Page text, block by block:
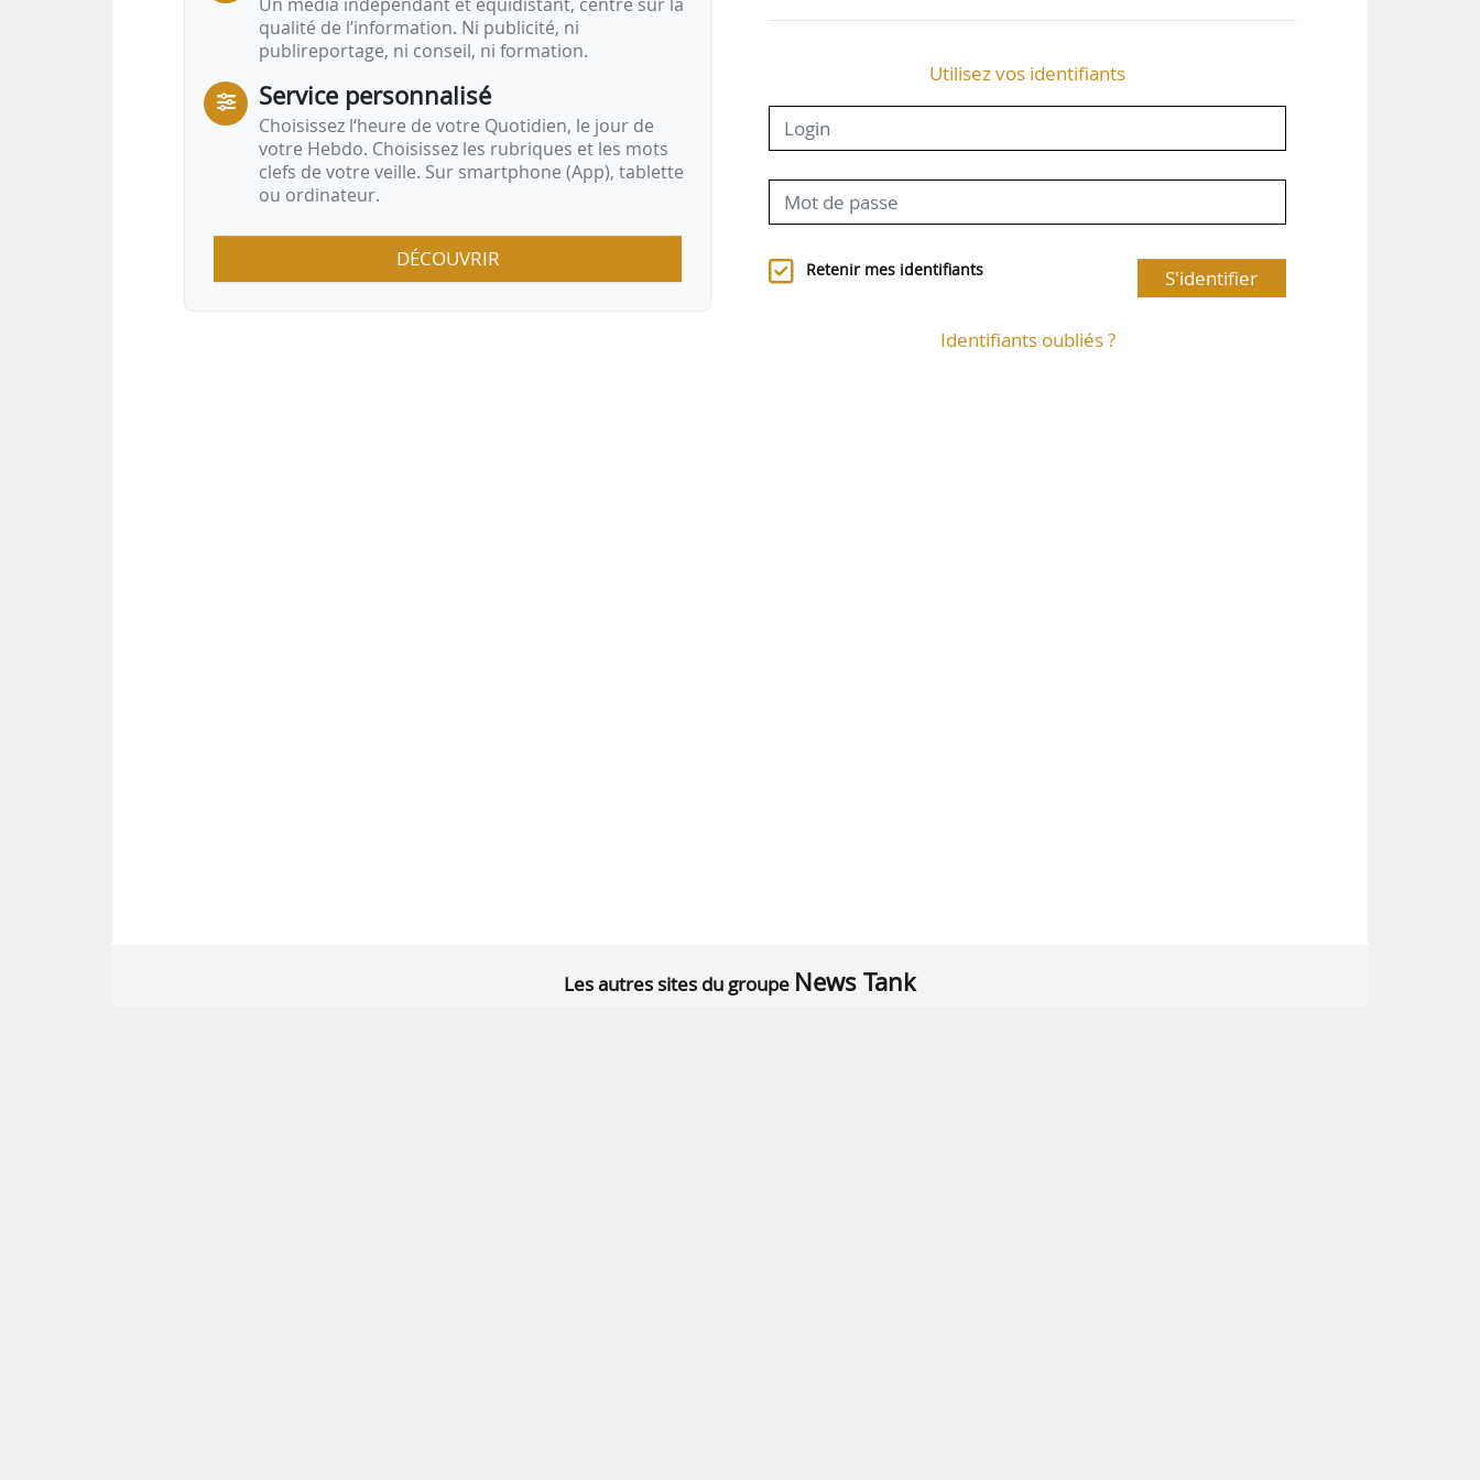
qualité de l’information. Ni publicité, ni
publireportage, ni conseil, ni formation.
Service personnalisé
Choisissez l‘heure de votre Quotidien, le jour de
votre Hebdo. Choisissez les rubriques et les mots
clefs de votre veille. Sur smartphone (App), tablette
ou ordinateur.
DÉCOUVRIR
Utilisez vos identifiants
Retenir mes identifiants S'identifier
Identifiants oubliés ?
Les autres sites du groupe News Tank